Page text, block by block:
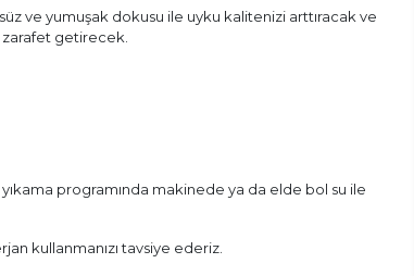
ve yumuşak dokusu ile uyku kalitenizi arttıracak ve
getirecek.
yıkama programında makinede ya da elde bol su ile
kullanmanızı tavsiye ederiz.